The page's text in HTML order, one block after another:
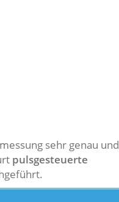
sehr genau und
pulsgesteuerte